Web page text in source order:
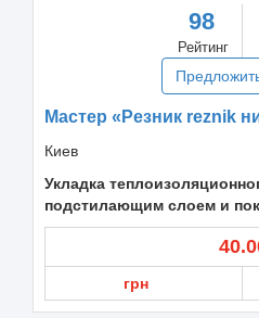
98
Рейтинг
Мастер «Резник reznik
Киев
Укладка
подстилающим слоем и
грн